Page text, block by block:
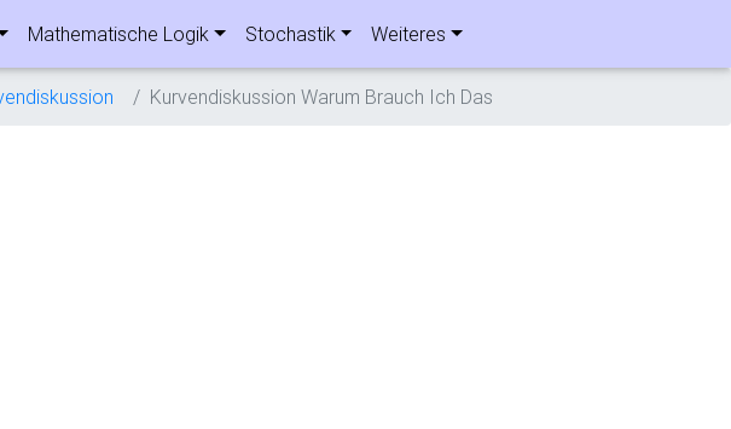
Mathematische Logik Stochastik Weiteres
Kurvendiskussion Warum Brauch Ich Das